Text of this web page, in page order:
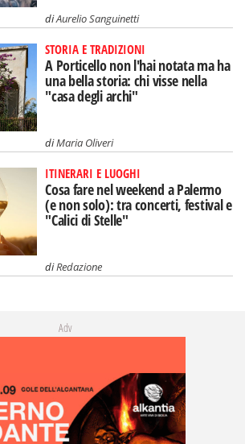
diAurelio Sanguinetti
STORIA E TRADIZIONI
A Porticello non l'hai notata ma ha
una bella storia: chi visse nella
"casa degli archi"
diMaria Oliveri
ITINERARI E LUOGHI
Cosa fare nel weekend a Palermo
(e non solo): tra concerti, festival e
"Calici di Stelle"
diRedazione
Adv